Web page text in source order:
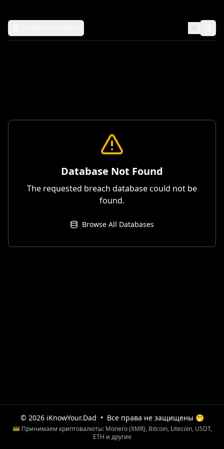
Database Not Found
The requested breach database could not be
found.
Browse All Databases
© 2026 iKnowYour.Dad • Все права не защищены 🤭
💳 Принимаем криптовалюты: Monero (XMR), Bitcoin, Litecoin, USDT,
ETH и другие